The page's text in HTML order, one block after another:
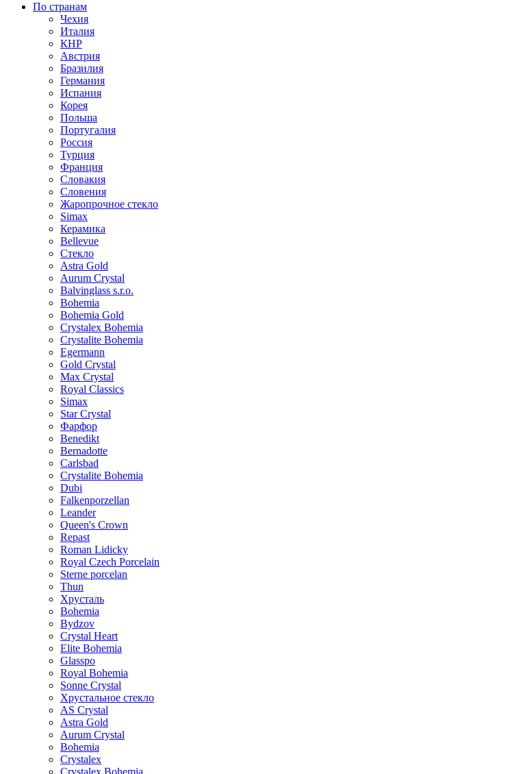
По странам
Чехия
Италия
КНР
Австрия
Бразилия
Германия
Испания
Корея
Польша
Португалия
Россия
Турция
Франция
Словакия
Словения
Жаропрочное стекло
Simax
Керамика
Bellevue
Стекло
Astra Gold
Aurum Crystal
Balvinglass s.r.o.
Bohemia
Bohemia Gold
Crystalex Bohemia
Crystalite Bohemia
Egermann
Gold Crystal
Max Crystal
Royal Classics
Simax
Star Crystal
Фарфор
Benedikt
Bernadotte
Carlsbad
Crystalite Bohemia
Dubi
Falkenporzellan
Leander
Queen's Crown
Repast
Roman Lidicky
Royal Czech Porcelain
Sterne porcelan
Thun
Хрусталь
Bohemia
Bydzov
Crystal Heart
Elite Bohemia
Glasspo
Royal Bohemia
Sonne Crystal
Хрустальное стекло
AS Crystal
Astra Gold
Aurum Crystal
Bohemia
Crystalex
Crystalex Bohemia